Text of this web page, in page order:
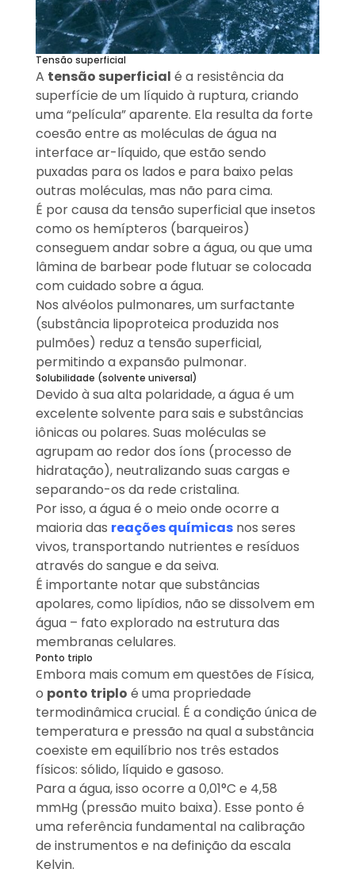
Tensão superficial
A tensão superficial é a resistência da
superfície de um líquido à ruptura, criando
uma “película” aparente. Ela resulta da forte
coesão entre as moléculas de água na
interface ar-líquido, que estão sendo
puxadas para os lados e para baixo pelas
outras moléculas, mas não para cima.
É por causa da tensão superficial que insetos
como os hemípteros (barqueiros)
conseguem andar sobre a água, ou que uma
lâmina de barbear pode flutuar se colocada
com cuidado sobre a água.
Nos alvéolos pulmonares, um surfactante
(substância lipoproteica produzida nos
pulmões) reduz a tensão superficial,
permitindo a expansão pulmonar.
Solubilidade (solvente universal)
Devido à sua alta polaridade, a água é um
excelente solvente para sais e substâncias
iônicas ou polares. Suas moléculas se
agrupam ao redor dos íons (processo de
hidratação), neutralizando suas cargas e
separando-os da rede cristalina.
Por isso, a água é o meio onde ocorre a
maioria das reações químicasnos seres
vivos, transportando nutrientes e resíduos
através do sangue e da seiva.
É importante notar que substâncias
apolares, como lipídios, não se dissolvem em
água – fato explorado na estrutura das
membranas celulares.
Ponto triplo
Embora mais comum em questões de Física,
o ponto triplo é uma propriedade
termodinâmica crucial. É a condição única de
temperatura e pressão na qual a substância
coexiste em equilíbrio nos três estados
físicos: sólido, líquido e gasoso.
Para a água, isso ocorre a 0,01°C e 4,58
mmHg (pressão muito baixa). Esse ponto é
uma referência fundamental na calibração
de instrumentos e na definição da escala
Kelvin.